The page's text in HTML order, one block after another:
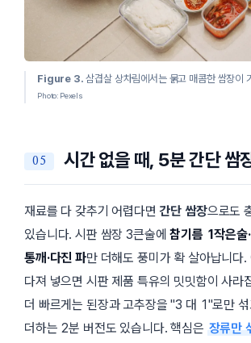
Figure 3. 삼겹살 상차림에서는 묽고 매콤한 쌈장이
Photo: Pexels
시간 없을 때, 5분 간단 쌈
재료를 다 갖추기 어렵다면간단 쌈장으로도
있습니다. 시판 쌈장 3큰술에참기름 1작은술
통깨·다진 파만 더해도 풍미가 확 살아납니다
다져 넣으면 시판 제품 특유의 밋밋함이 사라
더 빠르게는 된장과 고추장을 3 대 1 로만
더하는 2분 버전도 있습니다. 핵심은 장류만